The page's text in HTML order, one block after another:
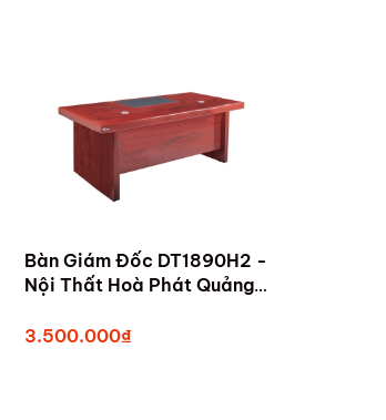
Bàn Giám Đốc DT1890H2 -
Nội Thất Hoà Phát Quảng
3.500.000₫